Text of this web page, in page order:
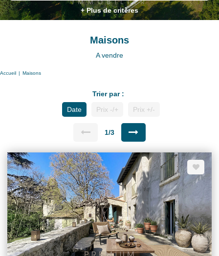
+ Plus de critères
Maisons
A vendre
Accueil Maisons
Trier par :
Date
Prix -/+ Prix +/-
1/3